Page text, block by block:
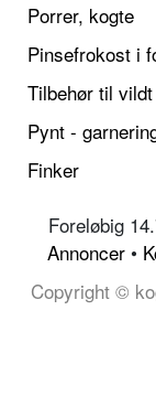
Porrer, kogte
Pinsefrokost i
Tilbehør til vildt
Pynt -
Finker
Foreløbig
Annoncer •
Copyright ©